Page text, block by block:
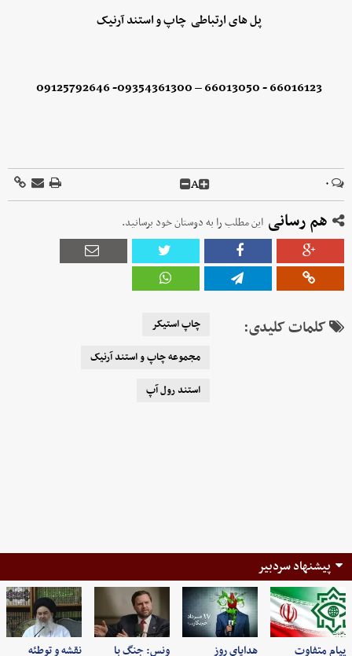
پل های ارتباطی چاپ و استند آرنیک
09125792646 -09354361300 – 66013050 - 66016123
۰ A
هم رسانی این مطلب را به دوستان خود برسانید.
کلمات کلیدی:
چاپ استیکر
مجموعه چاپ و استند آرنیک
استند رول آپ
پیشنهاد سردبیر
پیام متفاوت هدایای روز ونس: جنگ با نقشه و توطئه